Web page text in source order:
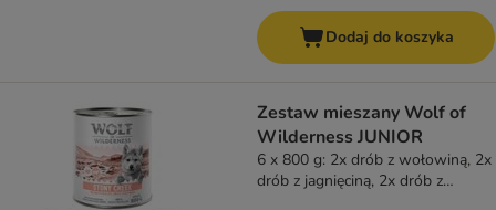
Dodaj do koszyka
Zestaw mieszany Wolf of
Wilderness JUNIOR
6 x 800 g: 2x drób z wołowiną, 2x
drób z jagnięciną, 2x drób z